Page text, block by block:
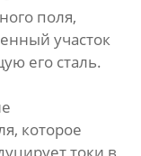
поля,
участок
его сталь.
которое